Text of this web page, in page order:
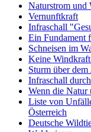
Naturstrom und
Vernunftkraft
Infraschall
Ein Fundament
Schneisen im
Keine
Sturm über dem
Infraschall
Wenn die Natur
Liste von
Österreich
Deutsche